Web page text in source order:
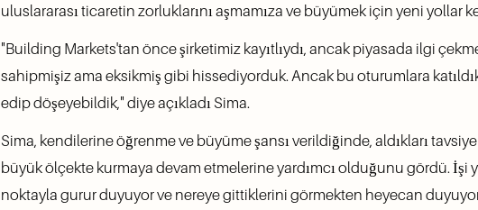
uluslararası ticaretin zorluklarını aşmamıza ve büyümek için yeni yollar
"Building Markets'tan önce şirketimiz kayıtlıydı, ancak piyasada ilgi
sahipmişiz ama eksikmiş gibi hissediyorduk. Ancak bu oturumlara
edip döşeyebildik," diye açıkladı Sima.
Sima, kendilerine öğrenme ve büyüme şansı verildiğinde, aldıkları
büyük ölçekte kurmaya devam etmelerine yardımcı olduğunu gördü. İşi
noktayla gurur duyuyor ve nereye gittiklerini görmekten heyecan